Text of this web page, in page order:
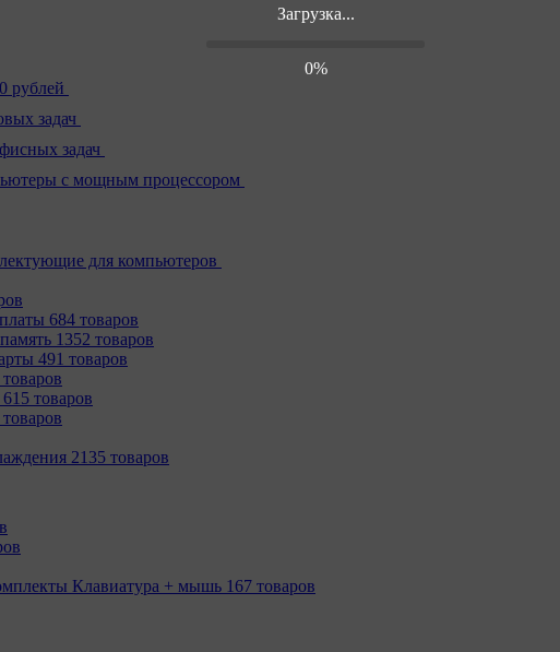
Загрузка...
0%
рублей
задач
задач
с мощным процессором
для компьютеров
684 товаров
1352 товаров
491 товаров
товаров
615 товаров
2135 товаров
Клавиатура + мышь 167 товаров